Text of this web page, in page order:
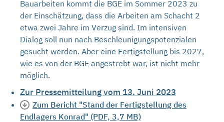
Bauarbeiten kommt die BGE im Sommer 2023 zu
der Einschätzung, dass die Arbeiten am Schacht 2
etwa zwei Jahre im Verzug sind. Im intensiven
Dialog soll nun nach Beschleunigungspotenzialen
gesucht werden. Aber eine Fertigstellung bis 2027,
wie es von der BGE angestrebt war, ist nicht mehr
möglich.
Zur Pressemitteilung vom 13. Juni 2023
Zum Bericht "Stand der Fertigstellung des
Endlagers Konrad" (PDF, 3,7 MB)